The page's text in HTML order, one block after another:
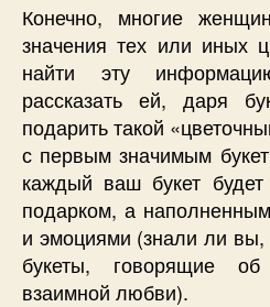
Конечно, многие
значения тех или иных
найти эту
рассказать ей, даря
подарить такой
с первым значимым
каждый ваш букет
подарком, а
и эмоциями (знали ли
букеты, говорящие об
взаимной любви).